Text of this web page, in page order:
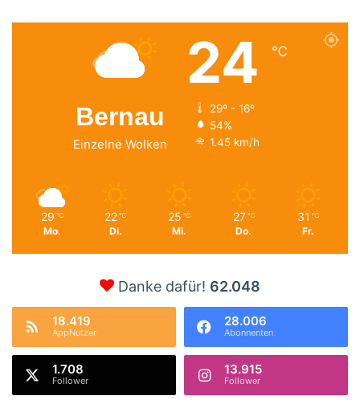
Bernau
Einzelne Wolken
24 ℃
29º - 16º
54%
1.45 km/h
29 ℃
Mo.
22 ℃
Di.
25 ℃
Mi.
27 ℃
Do.
31 ℃
Fr.
Danke dafür! 62.048
18.419
AppNutzer
28.006
Abonnenten
1.708
Follower
13.915
Follower